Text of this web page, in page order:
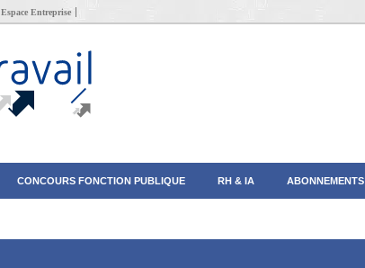
Espace Entreprise
CONCOURS FONCTION PUBLIQUE RH & IA ABONNEMENTS